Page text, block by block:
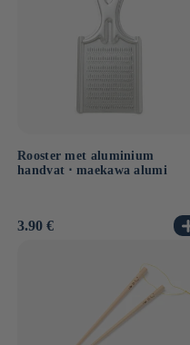
Rooster met aluminium
handvat ⋅ maekawa alumi
Normale
3.90 €